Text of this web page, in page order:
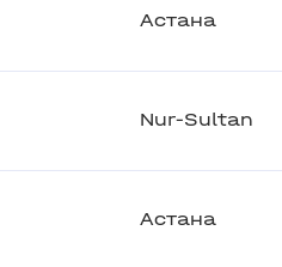
Астана
Nur-Sultan
Астана